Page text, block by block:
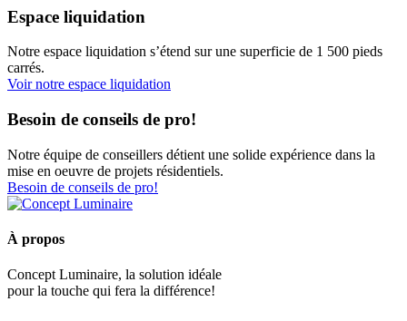
Espace liquidation
Notre espace liquidation s’étend sur une superficie de 1 500 pieds
carrés.
Voir notre espace liquidation
Besoin de conseils de pro!
Notre équipe de conseillers détient une solide expérience dans la
mise en oeuvre de projets résidentiels.
Besoin de conseils de pro!
À propos
Concept Luminaire, la solution idéale
pour la touche qui fera la différence!